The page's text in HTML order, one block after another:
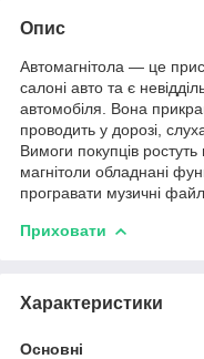
Опис
Автомагнітола — це
салоні авто та є
автомобіля. Вона
проводить у дорозі,
Вимоги покупців
магнітоли обладнані
програвати музичні
Приховати
Характеристики
Основні